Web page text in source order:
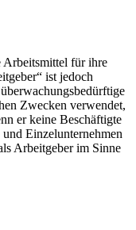
für ihre
ist jedoch
Zwecken verwendet,
er keine Beschäftigte
Einzelunternehmen
Arbeitgeber im Sinne